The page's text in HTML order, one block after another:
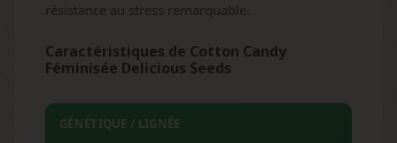
résistance au stress remarquable.
Caractéristiques de Cotton Candy
Féminisée Delicious Seeds
GÉNÉTIQUE / LIGNÉE